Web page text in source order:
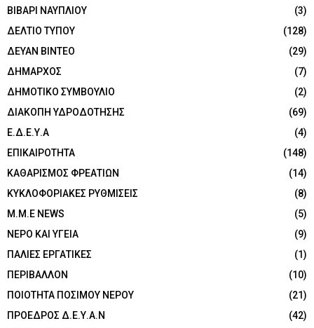
ΒΙΒΑΡΙ ΝΑΥΠΛΙΟΥ
(3)
ΔΕΛΤΙΟ ΤΥΠΟΥ
(128)
ΔΕΥΑΝ ΒΙΝΤΕΟ
(29)
ΔΗΜΑΡΧΟΣ
(7)
ΔΗΜΟΤΙΚΟ ΣΥΜΒΟΥΛΙΟ
(2)
ΔΙΑΚΟΠΗ ΥΔΡΟΔΟΤΗΣΗΣ
(69)
Ε.Δ.Ε.Υ.Α
(4)
ΕΠΙΚΑΙΡΟΤΗΤΑ
(148)
ΚΑΘΑΡΙΣΜΟΣ ΦΡΕΑΤΙΩΝ
(14)
ΚΥΚΛΟΦΟΡΙΑΚΕΣ ΡΥΘΜΙΣΕΙΣ
(8)
Μ.Μ.Ε NEWS
(5)
ΝΕΡΟ ΚΑΙ ΥΓΕΙΑ
(9)
ΠΑΛΙΕΣ ΕΡΓΑΤΙΚΕΣ
(1)
ΠΕΡΙΒΑΛΛΟΝ
(10)
ΠΟΙΟΤΗΤΑ ΠΟΣΙΜΟΥ ΝΕΡΟΥ
(21)
ΠΡΟΕΔΡΟΣ Δ.Ε.Υ.Α.Ν
(42)